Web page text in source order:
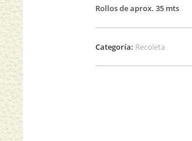
Rollos de aprox. 35 mts
Categoría: Recoleta